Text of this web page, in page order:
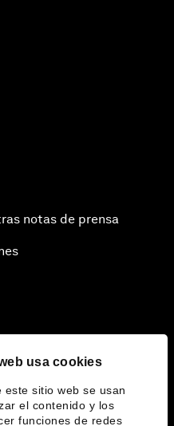
usa cookies
este sitio web se usan
el contenido y los
funciones de redes
notas de prensa